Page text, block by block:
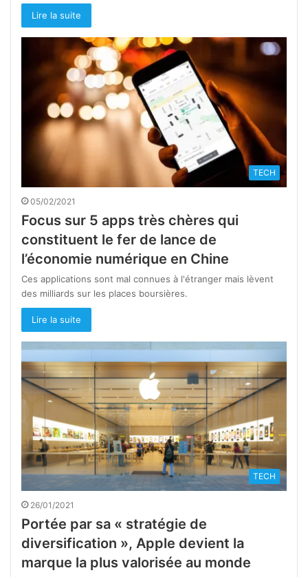
Lire la suite
TECH
05/02/2021
Focus sur 5 apps très chères qui
constituent le fer de lance de
l’économie numérique en Chine
Ces applications sont mal connues à l'étranger mais lèvent
des milliards sur les places boursières.
Lire la suite
TECH
26/01/2021
Portée par sa « stratégie de
diversification », Apple devient la
marque la plus valorisée au monde